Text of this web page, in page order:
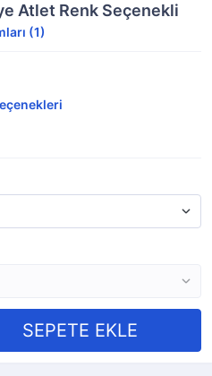
Atlet Renk Seçenekli
(1)